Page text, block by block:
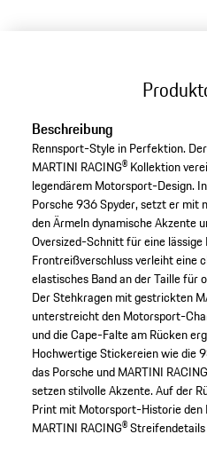
Beschreibung
Rennsport-Style in Perfektion.
MARTINI RACING® Kollektion
legendärem Motorsport-Design.
Porsche 936 Spyder, setzt er mit
den Ärmeln dynamische Akzente
Oversized-Schnitt für eine
Frontreißverschluss verleiht eine
elastisches Band an der Taille
Der Stehkragen mit gestrickten
unterstreicht den Motorsport-
und die Cape-Falte am Rücken
Hochwertige Stickereien wie die
das Porsche und MARTINI
setzen stilvolle Akzente. Auf der
Print mit Motorsport-Historie den
MARTINI RACING®